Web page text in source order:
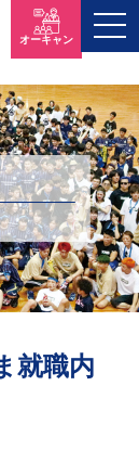
オーキャン
就職内